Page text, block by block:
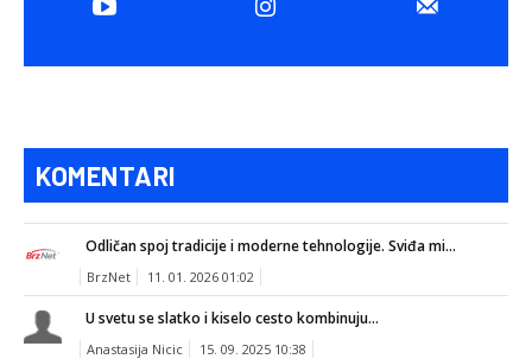
KOMENTARI
Odličan spoj tradicije i moderne tehnologije. Sviđa mi...
BrzNet 11. 01. 2026 01:02
U svetu se slatko i kiselo cesto kombinuju...
Anastasija Nicic 15. 09. 2025 10:38